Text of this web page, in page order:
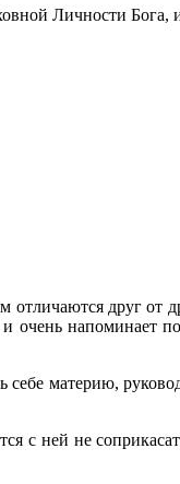
Личности Бога, и
отличаются друг от
очень напоминает
материю,
с ней не